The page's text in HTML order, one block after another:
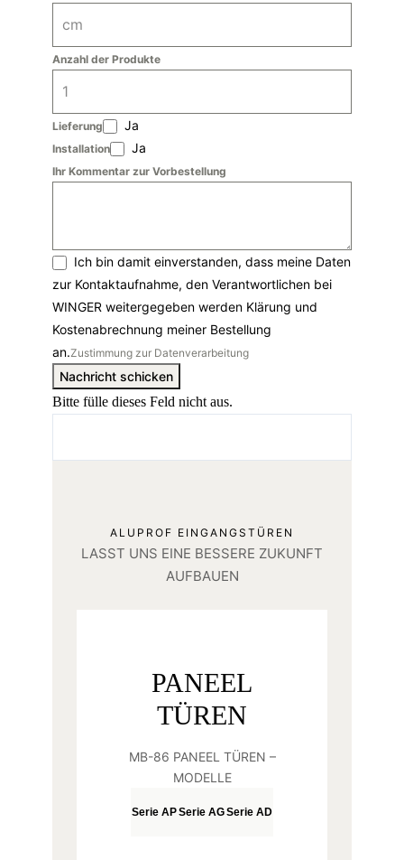
Anzahl der Produkte
Lieferung Ja
Installation Ja
Ihr Kommentar zur Vorbestellung
Ich bin damit einverstanden, dass meine Daten
zur Kontaktaufnahme, den Verantwortlichen bei
WINGER weitergegeben werden Klärung und
Kostenabrechnung meiner Bestellung
an.Zustimmung zur Datenverarbeitung
Nachricht schicken
Bitte fülle dieses Feld nicht aus.
ALUPROF EINGANGSTÜREN
LASST UNS EINE BESSERE ZUKUNFT
AUFBAUEN
PANEEL
TÜREN
MB-86 PANEEL TÜREN –
MODELLE
Serie APSerie AGSerie AD